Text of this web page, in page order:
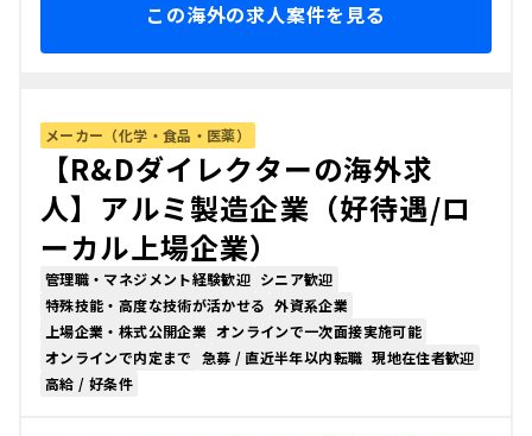
この海外の求人案件を見る
メーカー（化学・食品・医薬）
【R&Dダイレクターの海外求
人】アルミ製造企業（好待遇/ロ
ーカル上場企業）
管理職・マネジメント経験歓迎 シニア歓迎
特殊技能・高度な技術が活かせる 外資系企業
上場企業・株式公開企業 オンラインで一次面接実施可能
オンラインで内定まで 急募 / 直近半年以内転職 現地在住者歓迎
高給 / 好条件